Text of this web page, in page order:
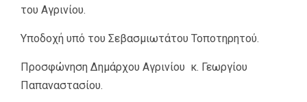
του Αγρινίου.
Υποδοχή υπό του Σεβασμιωτάτου Τοποτηρητού.
Προσφώνηση Δημάρχου Αγρινίου κ. Γεωργίου
Παπαναστασίου.